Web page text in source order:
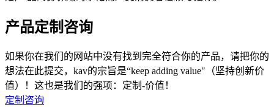
产品定制咨询
如果你在我们的网站中没有找到完全符合你的产品，请把你的
想法在此提交，kav的宗旨是“keep adding value"（坚持创新价
值）！这也是我们的强项：定制-价值！
定制咨询